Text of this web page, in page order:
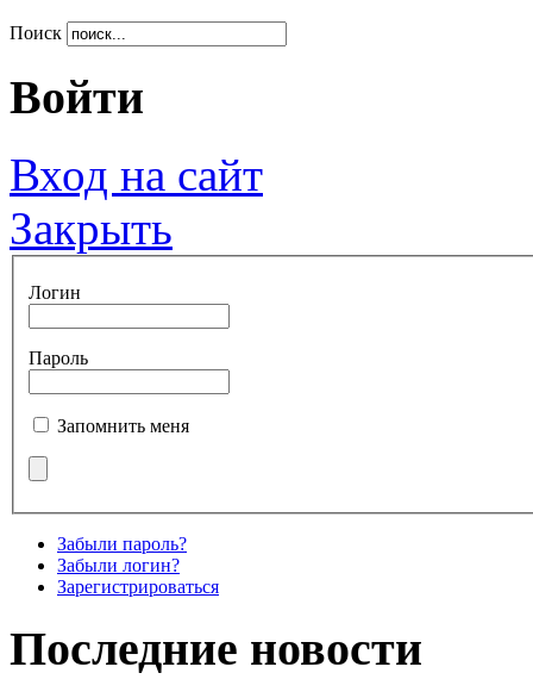
Поиск
Войти
Вход на сайт
Закрыть
Логин
Пароль
Запомнить меня
Забыли пароль?
Забыли логин?
Зарегистрироваться
Последние новости